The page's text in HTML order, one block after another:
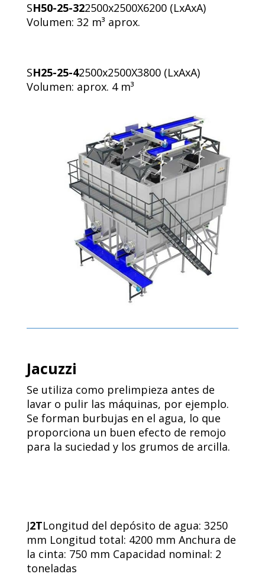
SH50-25-322500x2500X6200 (LxAxA)
Volumen: 32 m³ aprox.
SH25-25-42500x2500X3800 (LxAxA)
Volumen: aprox. 4 m³
Jacuzzi
Se utiliza como prelimpieza antes de
lavar o pulir las máquinas, por ejemplo.
Se forman burbujas en el agua, lo que
proporciona un buen efecto de remojo
para la suciedad y los grumos de arcilla.
J2TLongitud del depósito de agua: 3250
mm Longitud total: 4200 mm Anchura de
la cinta: 750 mm Capacidad nominal: 2
toneladas